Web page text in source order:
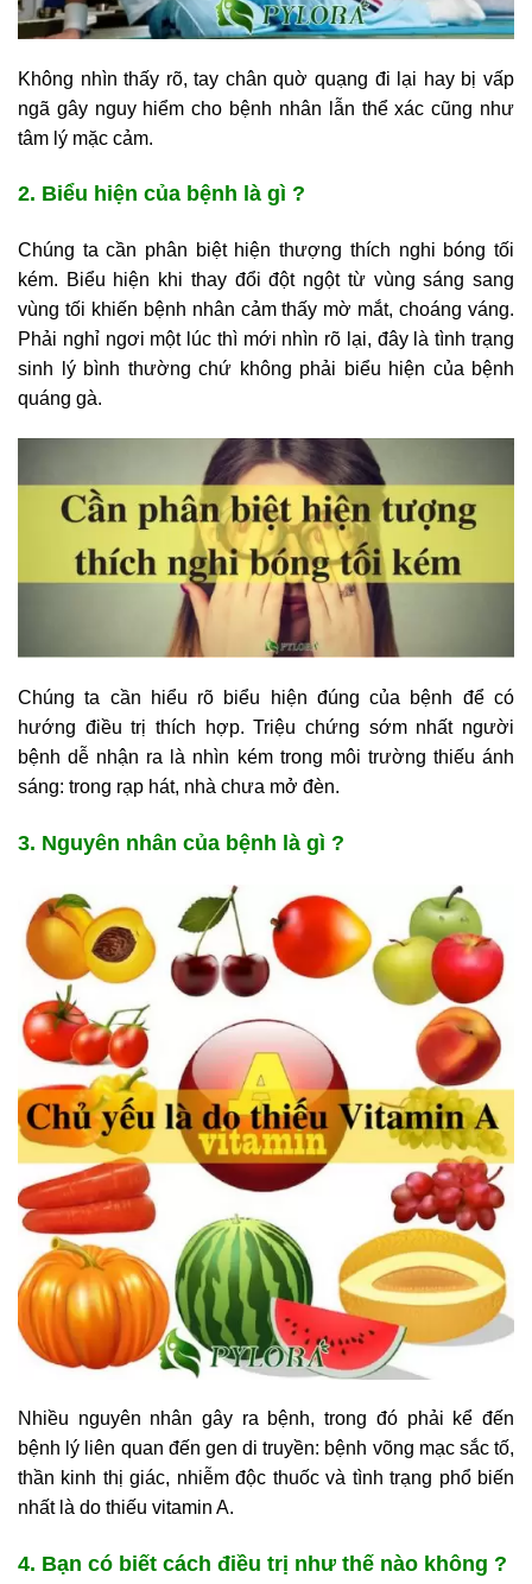
Không nhìn thấy rõ, tay chân quờ quạng đi lại hay bị vấp
ngã gây nguy hiểm cho bệnh nhân lẫn thể xác cũng như
tâm lý mặc cảm.
2. Biểu hiện của bệnh là gì ?
Chúng ta cần phân biệt hiện thượng thích nghi bóng tối
kém. Biểu hiện khi thay đổi đột ngột từ vùng sáng sang
vùng tối khiến bệnh nhân cảm thấy mờ mắt, choáng váng.
Phải nghỉ ngơi một lúc thì mới nhìn rõ lại, đây là tình trạng
sinh lý bình thường chứ không phải biểu hiện của bệnh
quáng gà.
Chúng ta cần hiểu rõ biểu hiện đúng của bệnh để có
hướng điều trị thích hợp. Triệu chứng sớm nhất người
bệnh dễ nhận ra là nhìn kém trong môi trường thiếu ánh
sáng: trong rạp hát, nhà chưa mở đèn.
3. Nguyên nhân của bệnh là gì ?
Nhiều nguyên nhân gây ra bệnh, trong đó phải kể đến
bệnh lý liên quan đến gen di truyền: bệnh võng mạc sắc tố,
thần kinh thị giác, nhiễm độc thuốc và tình trạng phổ biến
nhất là do thiếu vitamin A.
4. Bạn có biết cách điều trị như thế nào không ?